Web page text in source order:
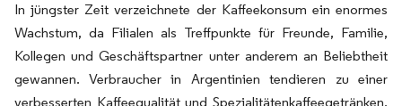
In jüngster Zeit verzeichnete der Kaffeekonsum ein enormes
Wachstum, da Filialen als Treffpunkte für Freunde, Familie,
Kollegen und Geschäftspartner unter anderem an Beliebtheit
gewannen. Verbraucher in Argentinien tendieren zu einer
verbesserten Kaffeequalität und Spezialitätenkaffeegetränken,